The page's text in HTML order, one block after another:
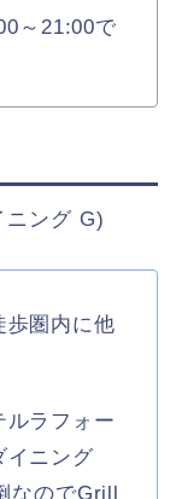
～21:00で
ング G)
歩圏内に他
ルラフォー
イニング
なのでGrill